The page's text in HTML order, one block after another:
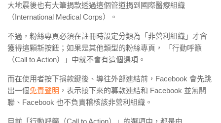
大地震後也有大筆捐款透過這個管道捐到國際醫療組織
（International Medical Corps）。
不過，粉絲專頁必須在註冊時設定分類為「非營利組織」才會
獲得這顆新按鈕；如果是其他類型的粉絲專頁， 「行動呼籲
（Call to Action）」中就不會有這個選項。
而在使用者按下捐款鍵後、導往外部連結前，Facebook 會先跳
出一個免責聲明 ，表示接下來的募款連結和 Facebook 並無關
聯、Facebook 也不負責稽核該非營利組織。
目前「行動呼籲（Call to Action）」的選項中，都是由